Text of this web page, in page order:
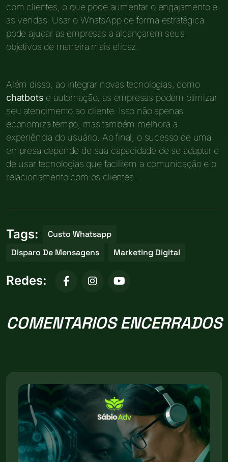
com clientes, o que pode aumentar o engajamento e
as vendas. Usar o WhatsApp de forma estratégica
pode ajudar as empresas a alcançarem seus
objetivos de maneira mais eficaz.
Além disso, ao integrar novas tecnologias, como
chatbots e automação, as empresas podem otimizar
seu atendimento ao cliente. Isso não apenas
economiza tempo, mas também melhora a
experiência do usuário. Ao final, o sucesso de uma
empresa depende de sua capacidade de se adaptar e
de usar tecnologias que facilitem a comunicação e o
relacionamento com os clientes.
Tags:
Custo Whatsapp
Disparo De Mensagens
Marketing Digital
Redes:
COMENTARIOS ENCERRADOS